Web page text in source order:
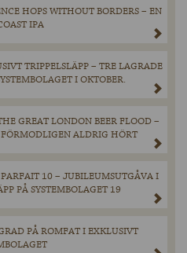
HOPS WITHOUT BORDERS – EN
IPA
TRIPPELSLÄPP – TRE LAGRADE
I OKTOBER.
GREAT LONDON BEER FLOOD –
ALDRIG HÖRT
10 – JUBILEUMSUTGÅVA I
PÅ SYSTEMBOLAGET 19
PÅ ROMFAT I EXKLUSIVT